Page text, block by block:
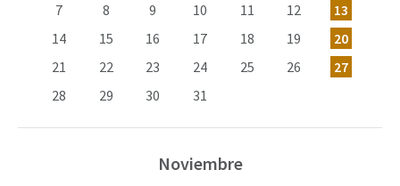
7
8 9 10 11 12
13
14
15 16 17 18 19
20
21
22 23 24 25 26
27
28
29 30 31
Noviembre